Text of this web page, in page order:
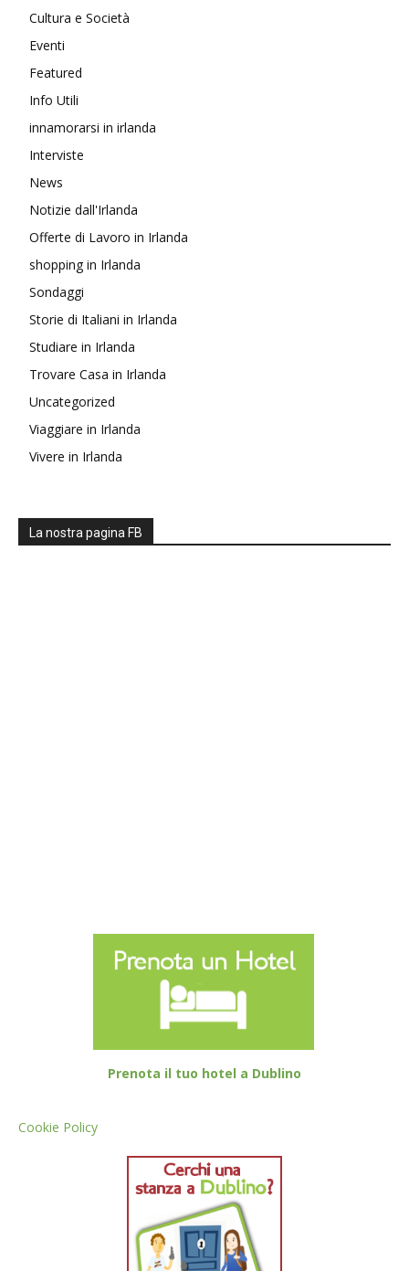
Cultura e Società
Eventi
Featured
Info Utili
innamorarsi in irlanda
Interviste
News
Notizie dall'Irlanda
Offerte di Lavoro in Irlanda
shopping in Irlanda
Sondaggi
Storie di Italiani in Irlanda
Studiare in Irlanda
Trovare Casa in Irlanda
Uncategorized
Viaggiare in Irlanda
Vivere in Irlanda
La nostra pagina FB
Prenota il tuo hotel a Dublino
Cookie Policy